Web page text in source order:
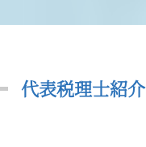
代表税理士紹介